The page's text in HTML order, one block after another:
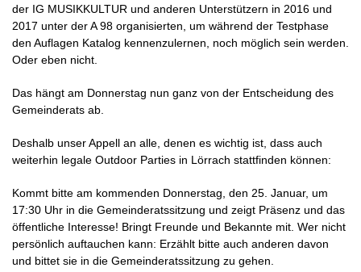
der IG MUSIKKULTUR und anderen Unterstützern in 2016 und
2017 unter der A 98 organisierten, um während der Testphase
den Auflagen Katalog kennenzulernen, noch möglich sein werden.
Oder eben nicht.
Das hängt am Donnerstag nun ganz von der Entscheidung des
Gemeinderats ab.
Deshalb unser Appell an alle, denen es wichtig ist, dass auch
weiterhin legale Outdoor Parties in Lörrach stattfinden können:
Kommt bitte am kommenden Donnerstag, den 25. Januar, um
17:30 Uhr in die Gemeinderatssitzung und zeigt Präsenz und das
öffentliche Interesse! Bringt Freunde und Bekannte mit. Wer nicht
persönlich auftauchen kann: Erzählt bitte auch anderen davon
und bittet sie in die Gemeinderatssitzung zu gehen.